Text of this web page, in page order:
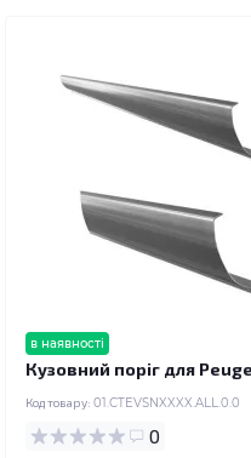
в наявності
Кузовний поріг для
Код товару: 01.CTEVSNXXXX.ALL.0.0
0